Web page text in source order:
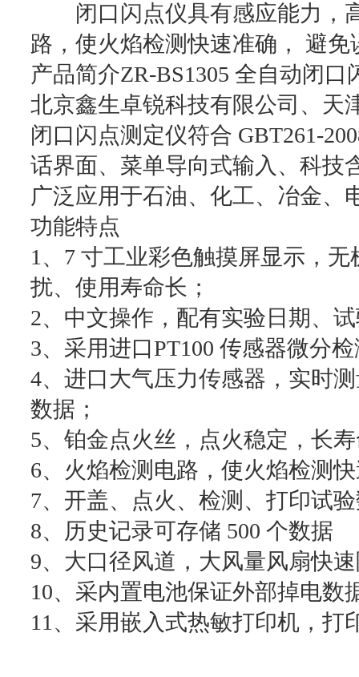
闭口闪点仪具有感应能力，
路，使火焰检测快速准确， 避免
产品简介ZR-BS1305 全自动闭口
北京鑫生卓锐科技有限公司、天
闭口闪点测定仪符合 GBT261-
话界面、菜单导向式输入、科技
广泛应用于石油、化工、冶金、
功能特点
1、7 寸工业彩色触摸屏显示，
扰、使用寿命长；
2、中文操作，配有实验日期、
3、采用进口PT100 传感器微分
4、进口大气压力传感器，实时
数据；
5、铂金点火丝，点火稳定，长
6、火焰检测电路，使火焰检测
7、开盖、点火、检测、打印试
8、历史记录可存储 500 个数据
9、大口径风道，大风量风扇快
10、采内置电池保证外部掉电数
11、采用嵌入式热敏打印机，